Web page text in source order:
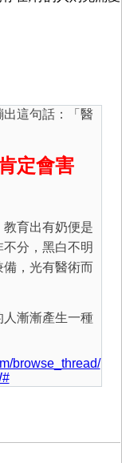
這句話：「醫
定會害
育出有奶便是
分，黑白不明
，光有醫術而
漸漸產生一種
browse_thread/